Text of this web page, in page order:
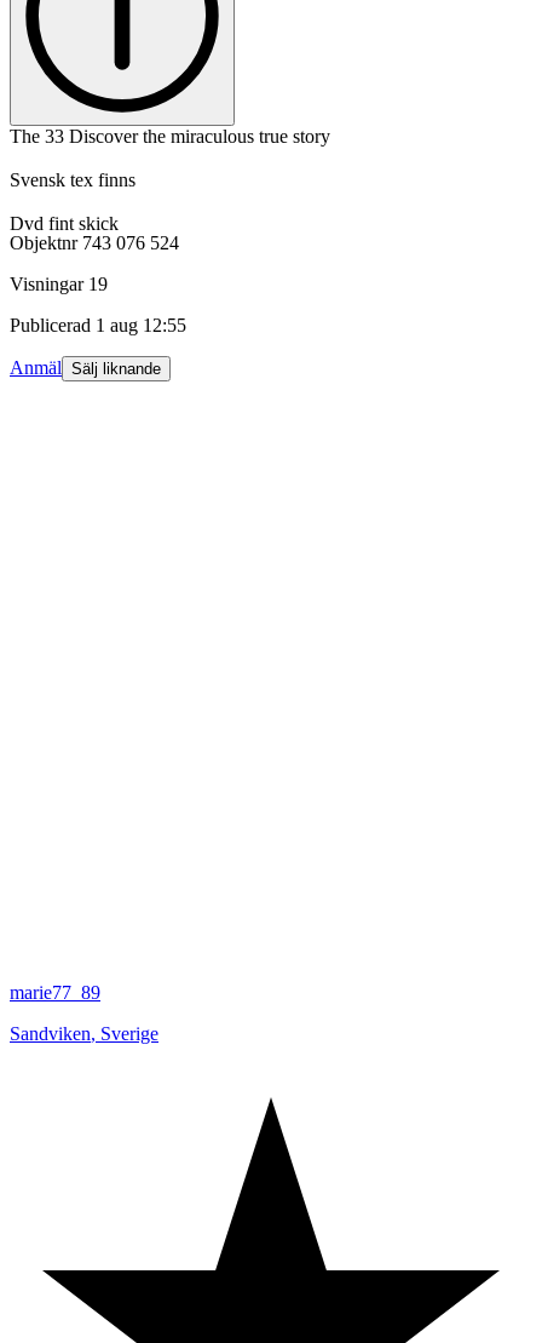
The 33 Discover the miraculous true story
Svensk tex finns
Dvd fint skick
Objektnr 743 076 524
Visningar 19
Publicerad 1 aug 12:55
Anmäl Sälj liknande
marie77_89
Sandviken, Sverige